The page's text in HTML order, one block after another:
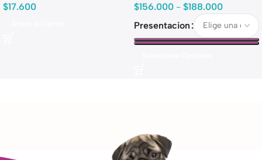
$17.600 $156.000 - $188.000
Presentacion